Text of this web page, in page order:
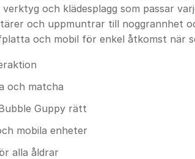
och klädesplagg som passar
och uppmuntrar till noggrannhet
och mobil för enkel åtkomst när
och matcha
Guppy rätt
mobila enheter
alla åldrar